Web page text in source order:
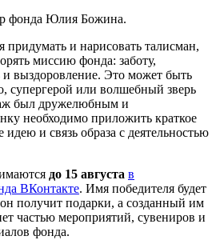
фонда Юлия Божина.
придумать и нарисовать талисман,
миссию фонда: заботу,
выздоровление. Это может быть
супергерой или волшебный зверь
был дружелюбным и
необходимо приложить краткое
и связь образа с деятельностью
до 15 августа в
ВКонтакте. Имя победителя будет
получит подарки, а созданный им
частью мероприятий, сувениров и
фонда.